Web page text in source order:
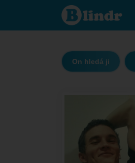
Brkox -
On
hledá ji
On hledá ji